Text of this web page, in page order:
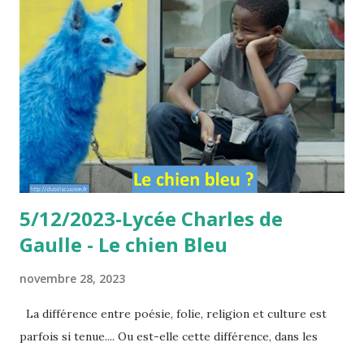
combat contre elle-même. Il n’y a pas au monde d’autre
combat. Ce qui fait que le monde me trompe par ses
perspectives, ses brouillards, ses chocs détournés, c’est
que je consens, c’est que je ne cherche pas autre chose. Et
ce qui fait que le tyran est maître de moi, c’est que je
respecte au lieu d’examiner. Même une doctrine vraie, elle
tombe au faux par cette somnolence. C’est par croire que
les hommes sont esclaves. Réfléchir, c’est nier ce q...
5/12/2023-Lycée Charles de
Gaulle - Le chien Bleu
novembre 28, 2023
La différence entre poésie, folie, religion et culture est
parfois si tenue.... Ou est-elle cette différence, dans les